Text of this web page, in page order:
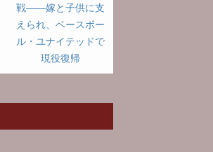
戦――嫁と子供に支
えられ、ベースボー
ル・ユナイテッドで
現役復帰